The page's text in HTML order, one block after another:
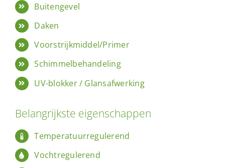
Buitengevel
Daken
Voorstrijkmiddel/Primer
Schimmelbehandeling
UV-blokker / Glansafwerking
Belangrijkste eigenschappen
Temperatuurregulerend
Vochtregulerend